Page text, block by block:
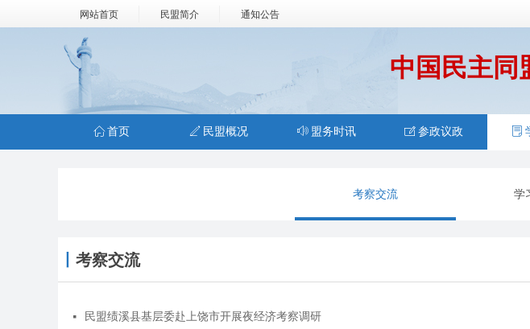
网站首页 民盟简介 通知公告
中国民主同
ꀇ 首页 ꄅ 民盟概况 ꂗ 盟务时讯 ꂐ 参政议政 ꂓ
考察交流
넷 民盟绩溪县基层委赴上饶市开展夜经济考察调研
考察交流 学